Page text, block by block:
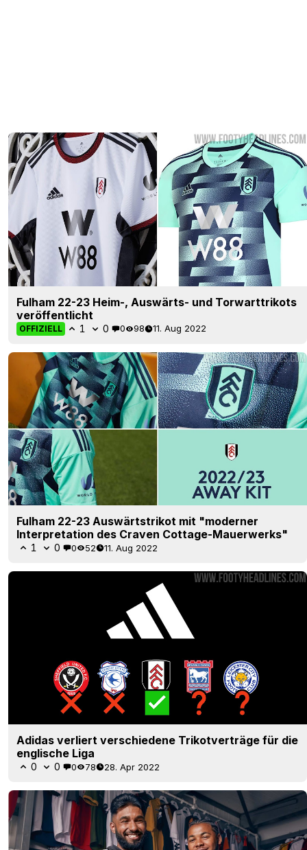
Fulham 22-23 Heim-, Auswärts- und Torwarttrikots
veröffentlicht
OFFIZIELL 1 0 0 98 11. Aug 2022
Fulham 22-23 Auswärtstrikot mit "moderner
Interpretation des Craven Cottage-Mauerwerks"
1 0 0 52 11. Aug 2022
Adidas verliert verschiedene Trikotverträge für die
englische Liga
0 0 0 78 28. Apr 2022